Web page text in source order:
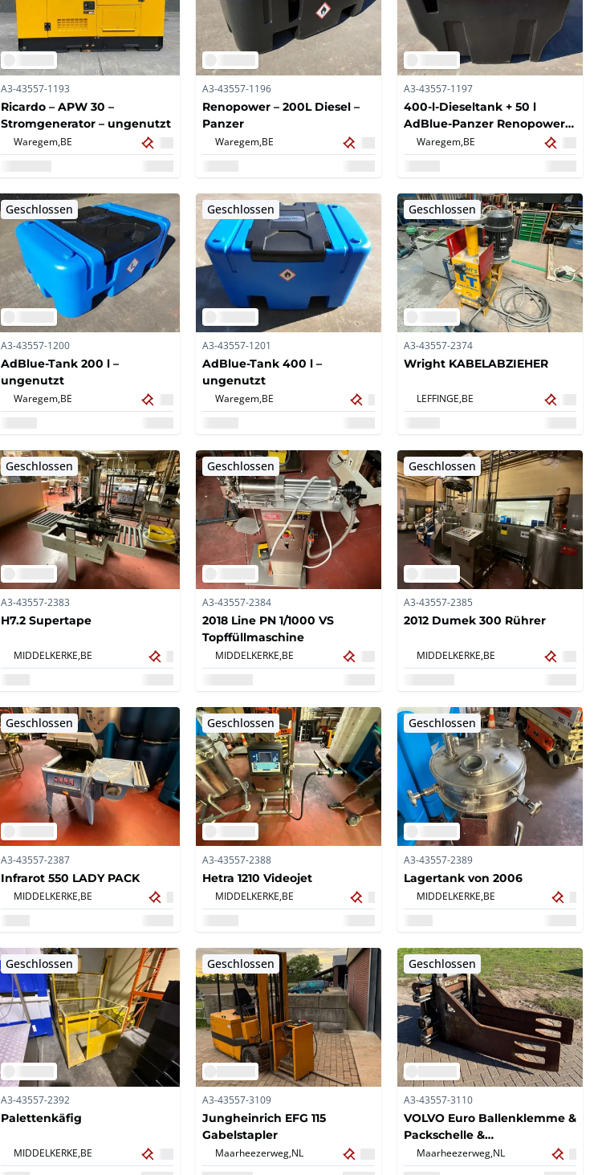
A3-43557-1193
Ricardo – APW 30 –
Stromgenerator – ungenutzt
Waregem, BE
A3-43557-1196
Renopower – 200L Diesel –
Panzer
Waregem, BE
A3-43557-1197
400-l-Dieseltank + 50 l
AdBlue-Panzer Renopower –
ungenutzt
Waregem, BE
Geschlossen
A3-43557-1200
AdBlue-Tank 200 l –
ungenutzt
Waregem, BE
Geschlossen
A3-43557-1201
AdBlue-Tank 400 l –
ungenutzt
Waregem, BE
Geschlossen
A3-43557-2374
Wright KABELABZIEHER
LEFFINGE, BE
Geschlossen
A3-43557-2383
H7.2 Supertape
MIDDELKERKE,BE
Geschlossen
A3-43557-2384
2018 Line PN 1/1000 VS
Topffüllmaschine
MIDDELKERKE,BE
Geschlossen
A3-43557-2385
2012 Dumek 300 Rührer
MIDDELKERKE,BE
Geschlossen
A3-43557-2387
Infrarot 550 LADY PACK
MIDDELKERKE, BE
Geschlossen
A3-43557-2388
Hetra 1210 Videojet
MIDDELKERKE, BE
Geschlossen
A3-43557-2389
Lagertank von 2006
MIDDELKERKE, BE
Geschlossen
A3-43557-2392
Palettenkäfig
MIDDELKERKE, BE
Geschlossen
A3-43557-3109
Jungheinrich EFG 115
Gabelstapler
Maarheezerweg, NL
Geschlossen
A3-43557-3110
VOLVO Euro Ballenklemme &
Packschelle &
Papierklammer
Gabelstaplerzubehör
Maarheezerweg, NL